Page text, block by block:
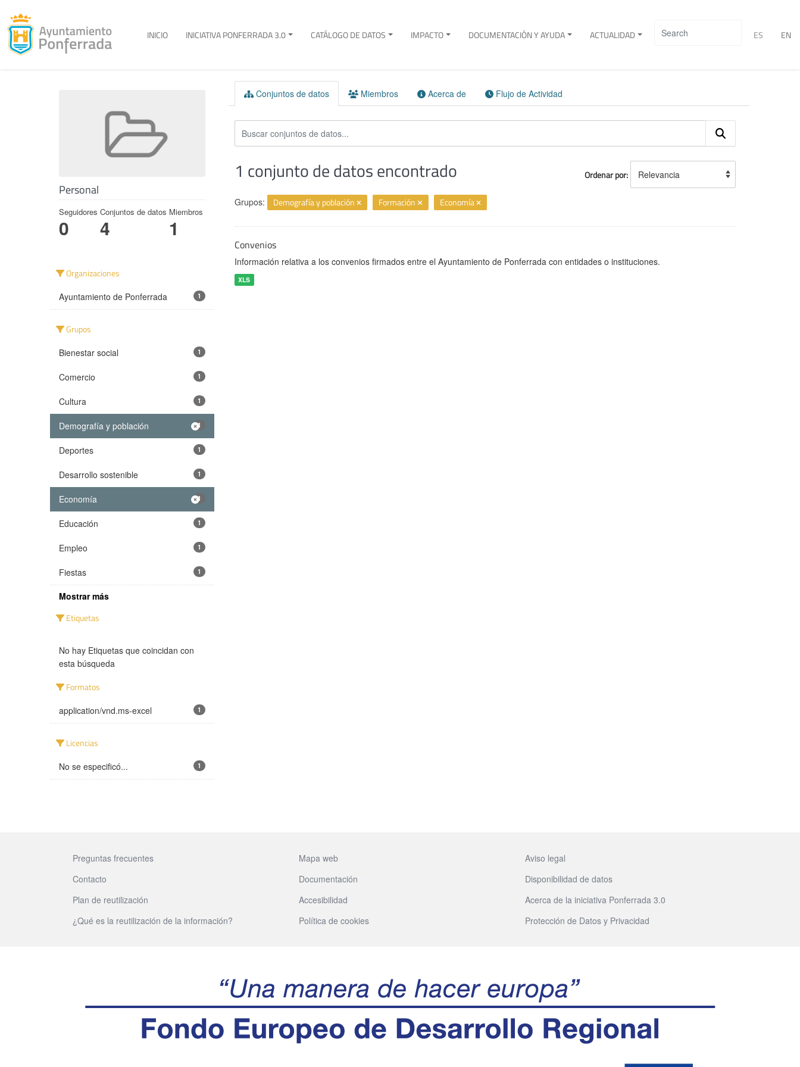
ES EN
INICIO INICIATIVA PONFERRADA 3.0 CATÁLOGO DE DATOS IMPACTO DOCUMENTACIÓN Y AYUDA ACTUALIDAD
Personal
Seguidores
0
Conjuntos de datos
4
Miembros
1
Organizaciones
Ayuntamiento de Ponferrada 1
Grupos
Bienestar social 1
Comercio 1
Cultura 1
Demografía y población 1
Deportes 1
Desarrollo sostenible 1
Economía 1
Educación 1
Empleo 1
Fiestas 1
Mostrar más
Etiquetas
No hay Etiquetas que coincidan con
esta búsqueda
Formatos
application/vnd.ms-excel 1
Licencias
No se especificó... 1
Conjuntos de datos Miembros Acerca de Flujo de Actividad
Ordenar por
1 conjunto de datos encontrado
Grupos: Demografía y población Formación Economía
Convenios
Información relativa a los convenios firmados entre el Ayuntamiento de Ponferrada con entidades o instituciones.
XLS
Preguntas frecuentes Mapa web
Aviso legal
Contacto
Documentación
Disponibilidad de datos
Plan de reutilización
Accesibilidad
Acerca de la iniciativa Ponferrada 3.0
¿Qué es la reutilización de la información?
Política de cookies Protección de Datos y Privacidad